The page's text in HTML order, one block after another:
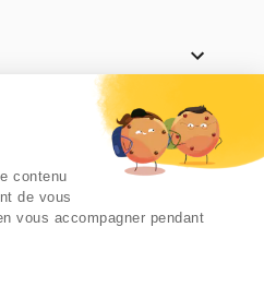
contenu
de vous
vous accompagner pendant